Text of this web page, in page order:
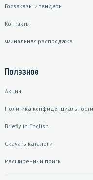
Госзаказы и тендеры
Контакты
Финальная распродажа
Полезное
Акции
Политика конфиденциальности
Briefly in English
Скачать каталоги
Расширенный поиск